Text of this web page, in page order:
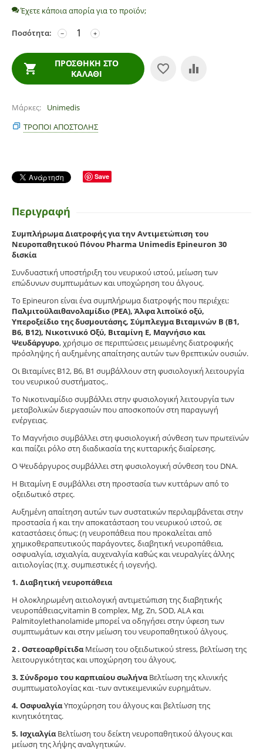
Έχετε κάποια απορία για το προϊόν;
Ποσότητα: +
−
ΠΡΟΣΘΉΚΗ ΣΤΟ
ΚΑΛΆΘΙ
Μάρκες
Unimedis
ΤΡΌΠΟΙ ΑΠΟΣΤΟΛΉΣ
Save
Περιγραφή
Συμπλήρωμα Διατροφής για την Αντιμετώπιση του
Νευροπαθητικού Πόνου Pharma Unimedis Epineuron 30
δισκία
Συνδυαστική υποστήριξη του νευρικού ιστού, μείωση των
επώδυνων συμπτωμάτων και υποχώρηση του άλγους.
Το Epineuron είναι ένα συμπλήρωμα διατροφής που περιέχει:
Παλμιτοϋλαιθανολαμίδιο (PEA), Άλφα λιποϊκό οξύ,
Υπεροξείδιο της δυσμουτάσης, Σύμπλεγμα Βιταμινών Β (Β1,
Β6, Β12), Νικοτινικό Οξύ, Βιταμίνη Ε, Μαγνήσιο και
Ψευδάργυρο, χρήσιμο σε περιπτώσεις μειωμένης διατροφικής
πρόσληψης ή αυξημένης απαίτησης αυτών των θρεπτικών ουσιών.
Οι Βιταμίνες Β12, Β6, Β1 συμβάλλουν στη φυσιολογική λειτουργία
του νευρικού συστήματος..
Το Νικοτιναμίδιο συμβάλλει στην φυσιολογική λειτουργία των
μεταβολικών διεργασιών που αποσκοπούν στη παραγωγή
ενέργειας.
Το Μαγνήσιο συμβάλλει στη φυσιολογική σύνθεση των πρωτεϊνών
και παίζει ρόλο στη διαδικασία της κυτταρικής διαίρεσης.
Ο Ψευδάργυρος συμβάλλει στη φυσιολογική σύνθεση του DNA.
Η Βιταμίνη Ε συμβάλλει στη προστασία των κυττάρων από το
οξειδωτικό στρες.
Αυξημένη απαίτηση αυτών των συστατικών περιλαμβάνεται στην
προστασία ή και την αποκατάσταση του νευρικoύ ιστού, σε
καταστάσεις όπως: (η νευροπάθεια που προκαλείται από
χημικοθεραπευτικούς παράγοντες, διαβητική νευροπάθεια,
οσφυαλγία, ισχιαλγία, αυχεναλγία καθώς και νευραλγίες άλλης
αιτιολογίας (π.χ. συμπιεστικές ή ιογενής).
1. Διαβητική νευροπάθεια
Η ολοκληρωμένη αιτιολογική αντιμετώπιση της διαβητικής
νευροπάθειας,vitamin B complex, Mg, Zn, SOD, ALA και
Palmitoylethanolamide μπορεί να οδηγήσει στην ύφεση των
συμπτωμάτων και στην μείωση του νευροπαθητικού άλγους.
2 . Οστεοαρθρίτιδα Μείωση του οξειδωτικού stress, βελτίωση της
λειτουργικότητας και υποχώρηση του άλγους.
3. Σύνδρομο του καρπιαίου σωλήνα Βελτίωση της κλινικής
συμπτωματολογίας και -των αντικειμενικών ευρημάτων.
4. ΟσφυαλγίαΥποχώρηση του άλγους και βελτίωση της
κινητικότητας.
5. Ισχιαλγία Βελτίωση του δείκτη νευροπαθητικού άλγους και
μείωση της λήψης αναλγητικών.